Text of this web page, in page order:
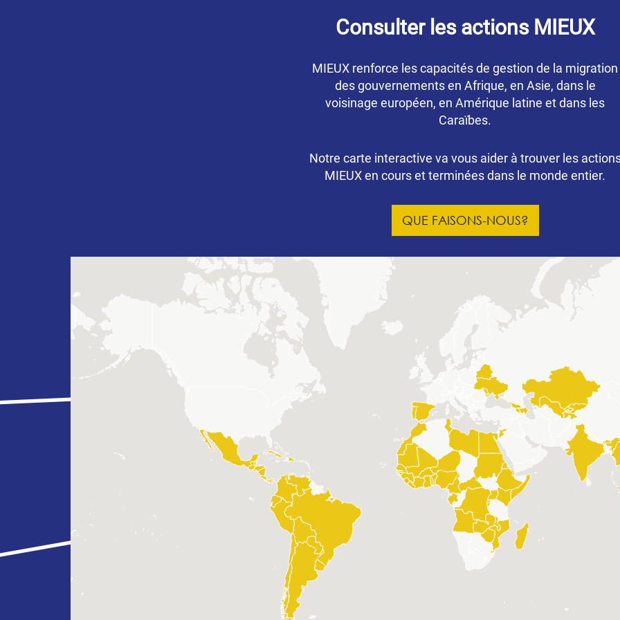
Consulter les actions MIEUX
MIEUX renforce les capacités de gestion de la migration
des gouvernements en Afrique, en Asie, dans le
voisinage européen, en Amérique latine et dans les
Caraïbes.
Notre carte interactive va vous aider à trouver les
MIEUX en cours et terminées dans le monde entier.
QUE FAISONS-NOUS?